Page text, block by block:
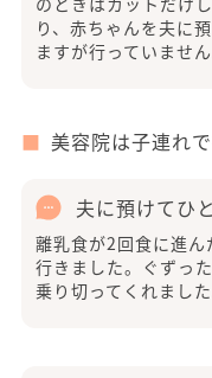
り、赤ちゃんを夫に
ますが行っていません
美容院は子連れ
夫に預けてひ
離乳食が2回食に進
行きました。ぐずっ
乗り切ってくれました